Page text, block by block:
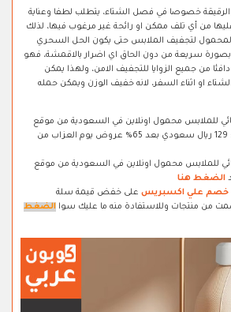
والرقيقة خصوصا في فصل الشتاء، يتطلب لطفا وعناية
من أي تلف ممكن او رائحة غير مرغوب فيها، لذلك
لتجفيف الملابس حتى يكون الحل السحري
سريعة من دون الحاق اي اضرار بالاقمشة، فهو
من جميع الزوايا للتجفيف الامن، ولهذا يمكن
او اثناء السفر، لانه خفيف الوزن ويمكن حمله
للملابس محمول اونلاين في السعودية من موقع
علي اكسبرس هو: 129 ريال سعودي بعد 65% عروض يوم العزاب من
للملابس محمول اونلاين في السعودية من موقع
الضغط هنا
خصم علي اكسبريس على خفض قيمة سلة
من منتجات وللاستفادة منه ما عليك سوا الضغط